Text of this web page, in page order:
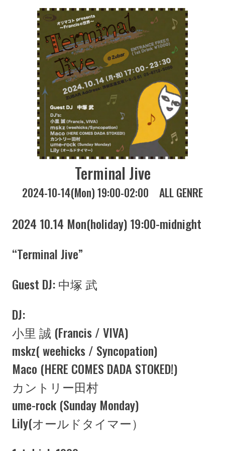
Terminal Jive
2024-10-14(Mon) 19:00-02:00 ALL GENRE
2024 10.14 Mon(holiday) 19:00-midnight
“Terminal Jive”
Guest DJ: 中塚 武
DJ:
小里 誠 (Francis / VIVA)
mskz( weehicks / Syncopation)
Maco (HERE COMES DADA STOKED!)
カントリー田村
ume-rock (Sunday Monday)
Lily(オールドタイマー）